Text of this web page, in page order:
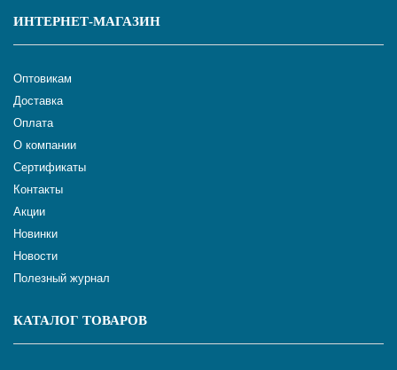
ИНТЕРНЕТ-МАГАЗИН
Оптовикам
Доставка
Оплата
О компании
Сертификаты
Контакты
Акции
Новинки
Новости
Полезный журнал
КАТАЛОГ ТОВАРОВ